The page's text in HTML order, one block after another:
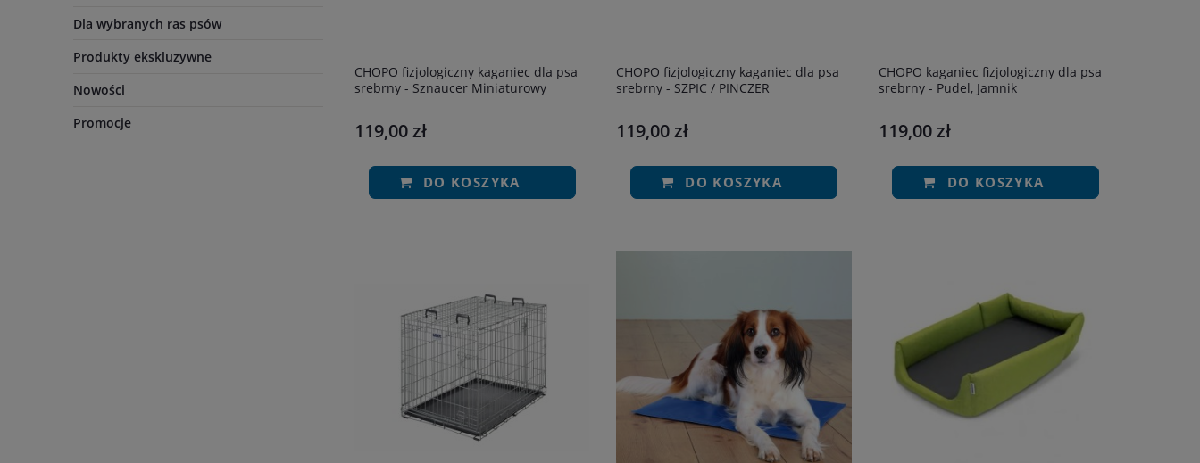
Dla wybranych ras psów
Produkty ekskluzywne
Nowości
Promocje
CHOPO fizjologiczny kaganiec dla psa
srebrny - Sznaucer Miniaturowy
119,00 zł
DO KOSZYKA
CHOPO fizjologiczny kaganiec dla psa
srebrny - SZPIC / PINCZER
119,00 zł
DO KOSZYKA
CHOPO kaganiec fizjologiczny dla psa
srebrny - Pudel, Jamnik
119,00 zł
DO KOSZYKA